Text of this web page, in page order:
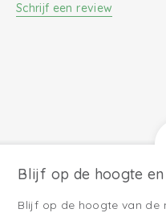
Schrijf een review
Blijf op de hoogte
Blijf op de hoogte van de